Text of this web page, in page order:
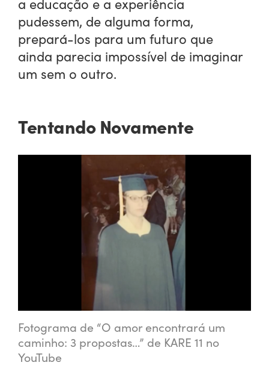
a educação e a experiência
pudessem, de alguma forma,
prepará-los para um futuro que
ainda parecia impossível de imaginar
um sem o outro.
Tentando Novamente
Fotograma de “O amor encontrará um
caminho: 3 propostas…” de KARE 11 no
YouTube